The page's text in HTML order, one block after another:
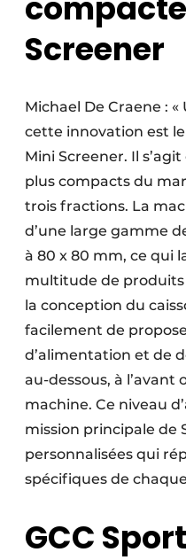
Screener
Michael De Craene :
cette innovation est
Mini Screener. Il
plus compacts du
trois fractions. La
d’une large gamme
à 80 x 80 mm, ce qui
multitude de produits
la conception du
facilement de
d’alimentation et de
au-dessous, à l’avant
machine. Ce niveau
mission principale de
personnalisées qui
spécifiques de
GCC